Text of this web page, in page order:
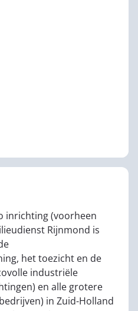
inrichting (voorheen
Rijnmond is
het toezicht en de
industriële
en alle grotere
in Zuid-Holland